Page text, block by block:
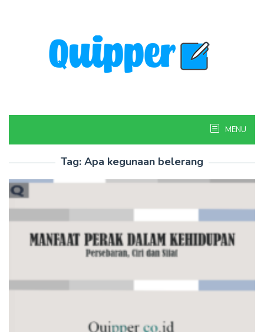
MENU
Tag: Apa kegunaan belerang